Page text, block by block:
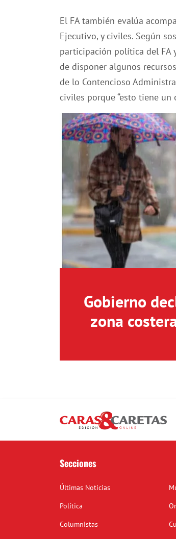
El FA también evalúa
Ejecutivo, y civiles. Según
participación política del FA
de disponer algunos
de lo Contencioso
civiles porque “esto tiene un
Gobierno
zona
Secciones
Últimas Noticias
Política
Columnistas